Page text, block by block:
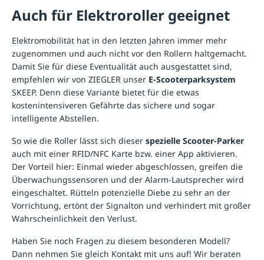
Auch für Elektroroller geeignet
Elektromobilität hat in den letzten Jahren immer mehr
zugenommen und auch nicht vor den Rollern haltgemacht.
Damit Sie für diese Eventualität auch ausgestattet sind,
empfehlen wir von ZIEGLER unser E-Scooterparksystem
SKEEP. Denn diese Variante bietet für die etwas
kostenintensiveren Gefährte das sichere und sogar
intelligente Abstellen.
So wie die Roller lässt sich dieser spezielle Scooter-Parker
auch mit einer RFID/NFC Karte bzw. einer App aktivieren.
Der Vorteil hier: Einmal wieder abgeschlossen, greifen die
Überwachungssensoren und der Alarm-Lautsprecher wird
eingeschaltet. Rütteln potenzielle Diebe zu sehr an der
Vorrichtung, ertönt der Signalton und verhindert mit großer
Wahrscheinlichkeit den Verlust.
Haben Sie noch Fragen zu diesem besonderen Modell?
Dann nehmen Sie gleich Kontakt mit uns auf! Wir beraten